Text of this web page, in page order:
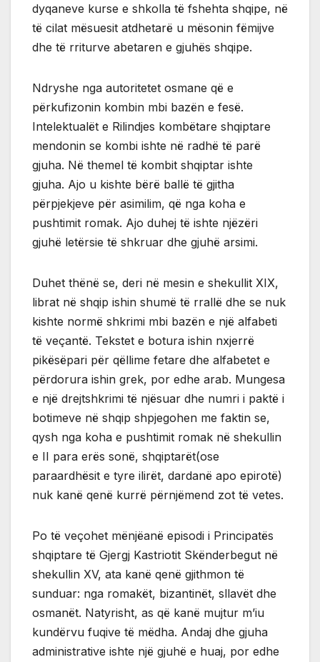
dyqaneve kurse e shkolla të fshehta shqipe, në
të cilat mësuesit atdhetarë u mësonin fëmijve
dhe të rriturve abetaren e gjuhës shqipe.
Ndryshe nga autoritetet osmane që e
përkufizonin kombin mbi bazën e fesë.
Intelektualët e Rilindjes kombëtare shqiptare
mendonin se kombi ishte në radhë të parë
gjuha. Në themel të kombit shqiptar ishte
gjuha. Ajo u kishte bërë ballë të gjitha
përpjekjeve për asimilim, që nga koha e
pushtimit romak. Ajo duhej të ishte njëzëri
gjuhë letërsie të shkruar dhe gjuhë arsimi.
Duhet thënë se, deri në mesin e shekullit XIX,
librat në shqip ishin shumë të rrallë dhe se nuk
kishte normë shkrimi mbi bazën e një alfabeti
të veçantë. Tekstet e botura ishin nxjerrë
pikësëpari për qëllime fetare dhe alfabetet e
përdorura ishin grek, por edhe arab. Mungesa
e një drejtshkrimi të njësuar dhe numri i paktë i
botimeve në shqip shpjegohen me faktin se,
qysh nga koha e pushtimit romak në shekullin
e II para erës sonë, shqiptarët(ose
paraardhësit e tyre ilirët, dardanë apo epirotë)
nuk kanë qenë kurrë përnjëmend zot të vetes.
Po të veçohet mënjëanë episodi i Principatës
shqiptare të Gjergj Kastriotit Skënderbegut në
shekullin XV, ata kanë qenë gjithmon të
sunduar: nga romakët, bizantinët, sllavët dhe
osmanët. Natyrisht, as që kanë mujtur m’iu
kundërvu fuqive të mëdha. Andaj dhe gjuha
administrative ishte një gjuhë e huaj, por edhe